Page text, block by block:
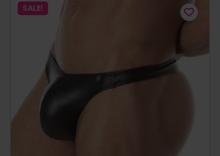
SALE!